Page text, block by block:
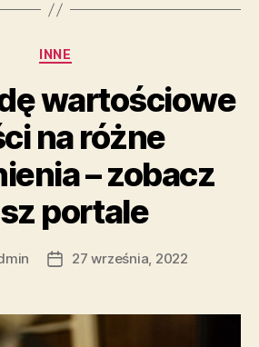
zróżnicowane
zobacz
nasz
serwis
internetowy”
Kategorie
INNE
wartościowe
na różne
– zobacz
portale
Data27 września, 2022